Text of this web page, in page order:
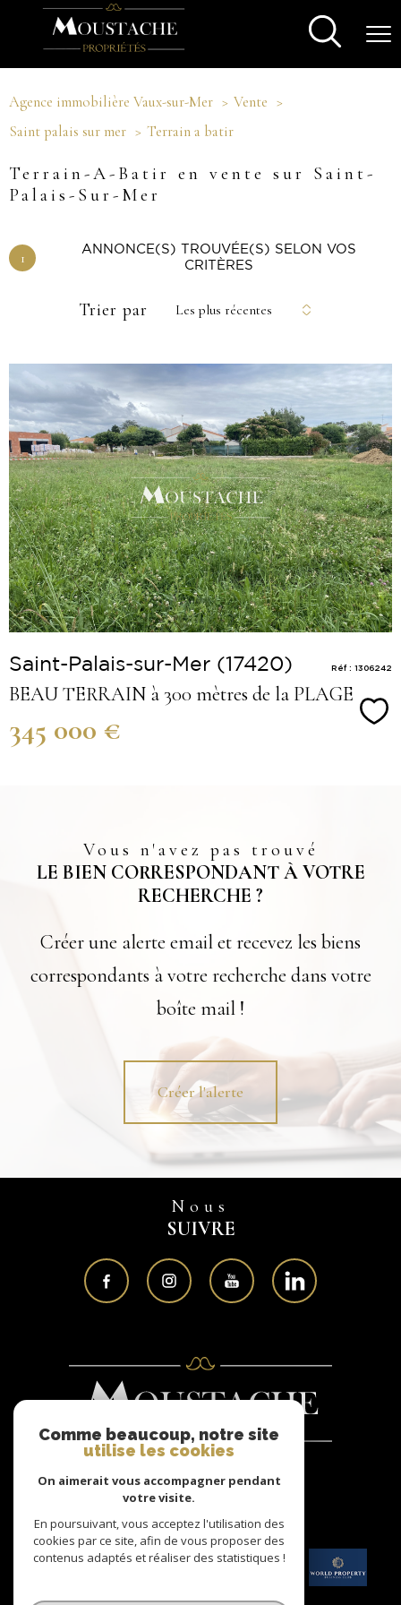
Agence immobilière Vaux-sur-Mer
Vente
Saint palais sur mer
Terrain a batir
Terrain-A-Batir en vente sur Saint-
Palais-Sur-Mer
1
ANNONCE(S) TROUVÉE(S) SELON VOS
CRITÈRES
Trier par Les plus récentes
Voir le
bien
Saint-Palais-sur-Mer (17420)
BEAU TERRAIN à 300 mètres de la PLAGE
Réf : 1306242
345 000 €
Vous n'avez pas trouvé
LE BIEN CORRESPONDANT À VOTRE
RECHERCHE ?
Créer une alerte email et recevez les biens
correspondants à votre recherche dans votre
boîte mail !
Créer l'alerte
Nous
SUIVRE
Nous
ADHÉRONS
Comme beaucoup, notre site
utilise les cookies
On aimerait vous accompagner pendant
votre visite.
En poursuivant, vous acceptez l'utilisation des
cookies par ce site, afin de vous proposer des
contenus adaptés et réaliser des statistiques !